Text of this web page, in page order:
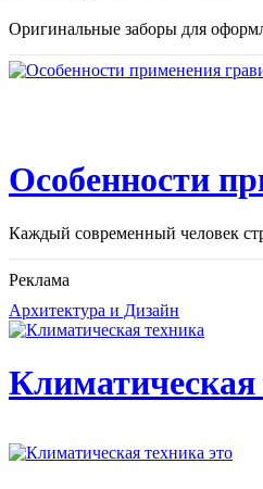
Оригинальные заборы для
Особенности
Каждый современный человек
Реклама
Архитектура и Дизайн
Климатическая